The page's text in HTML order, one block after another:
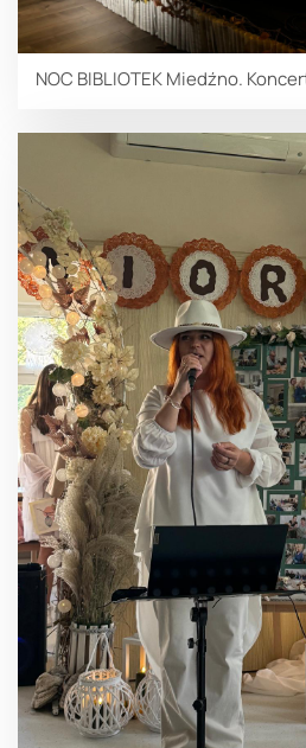
NOC BIBLIOTEK Miedźno.